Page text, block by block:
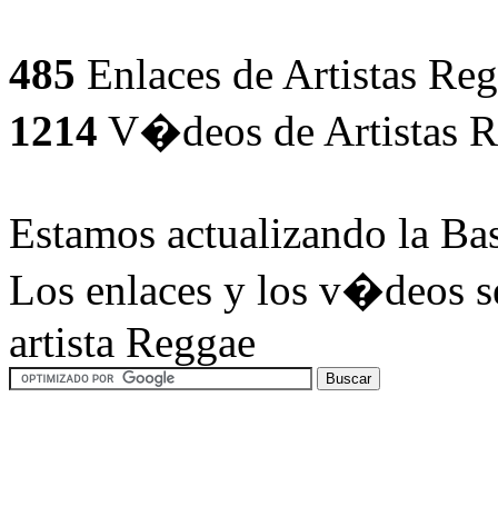
485 Enlaces de Artistas
1214 V�deos de Artistas
Estamos actualizando la
Los enlaces y los v�deos
artista Reggae